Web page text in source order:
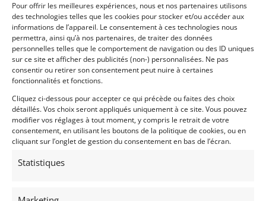
Pour offrir les meilleures expériences, nous et nos partenaires utilisons
des technologies telles que les cookies pour stocker et/ou accéder aux
informations de l’appareil. Le consentement à ces technologies nous
permettra, ainsi qu’à nos partenaires, de traiter des données
personnelles telles que le comportement de navigation ou des ID uniques
sur ce site et afficher des publicités (non-) personnalisées. Ne pas
consentir ou retirer son consentement peut nuire à certaines
fonctionnalités et fonctions.
Cliquez ci-dessous pour accepter ce qui précède ou faites des choix
détaillés. Vos choix seront appliqués uniquement à ce site. Vous pouvez
modifier vos réglages à tout moment, y compris le retrait de votre
consentement, en utilisant les boutons de la politique de cookies, ou en
cliquant sur l’onglet de gestion du consentement en bas de l’écran.
Statistiques
REIMS (FRANCE)
20 mai 2021
699 vues
Vends Peugeot 404 coupé Pininfarina de 1966. N’a pas roulé
depuis 2008, moteur tournant, carte grise Française, sans